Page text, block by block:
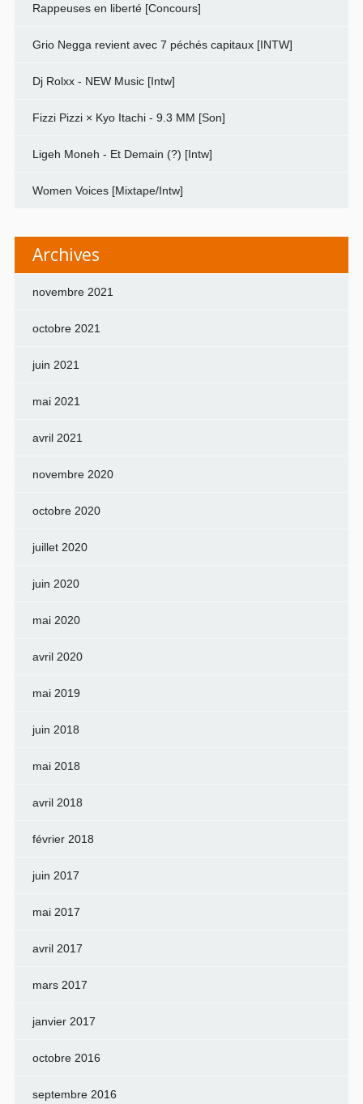
Rappeuses en liberté [Concours]
Grio Negga revient avec 7 péchés capitaux [INTW]
Dj Rolxx - NEW Music [Intw]
Fizzi Pizzi × Kyo Itachi - 9.3 MM [Son]
Ligeh Moneh - Et Demain (?) [Intw]
Women Voices [Mixtape/Intw]
Archives
novembre 2021
octobre 2021
juin 2021
mai 2021
avril 2021
novembre 2020
octobre 2020
juillet 2020
juin 2020
mai 2020
avril 2020
mai 2019
juin 2018
mai 2018
avril 2018
février 2018
juin 2017
mai 2017
avril 2017
mars 2017
janvier 2017
octobre 2016
septembre 2016